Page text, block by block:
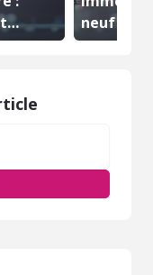
une
neuf :